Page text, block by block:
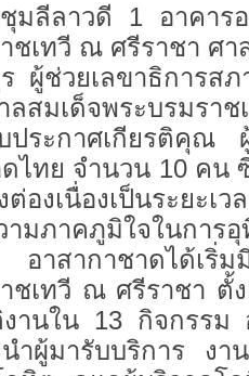
มลีลาวดี 1 อาคาร
ชเทวี ณ ศรีราชา ศ
ผู้ช่วยเลขาธิการส
ลสมเด็จพระบรมร
ประกาศเกียรติคุณ
ไทย จำนวน 10 คน
องเนื่องเป็นระยะเ
ามภาคภูมิใจในการ
าสากาชาดได้เริ่ม
ชเทวี ณ ศรีราชา ตั้
านใน 13 กิจกรรม
ำผู้มารับบริการ งา